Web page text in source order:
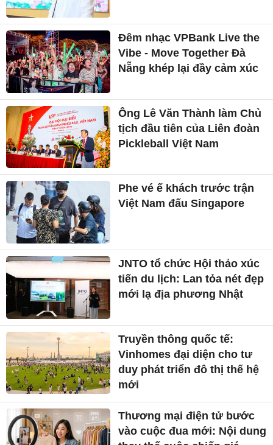
Đêm nhạc VPBank Live the
Vibe - Move Together Đà
Nẵng khép lại đầy cảm xúc
Ông Lê Văn Thành làm Chủ
tịch đầu tiên của Liên đoàn
Pickleball Việt Nam
Phe vé ế khách trước trận
Việt Nam đấu Singapore
JNTO tổ chức Hội thảo xúc
tiến du lịch: Lan tỏa nét đẹp
mới lạ địa phương Nhật
Truyền thông quốc tế:
Vinhomes đại diện cho tư
duy phát triển đô thị thế hệ
mới
Thương mại điện tử bước
vào cuộc đua mới: Nội dung